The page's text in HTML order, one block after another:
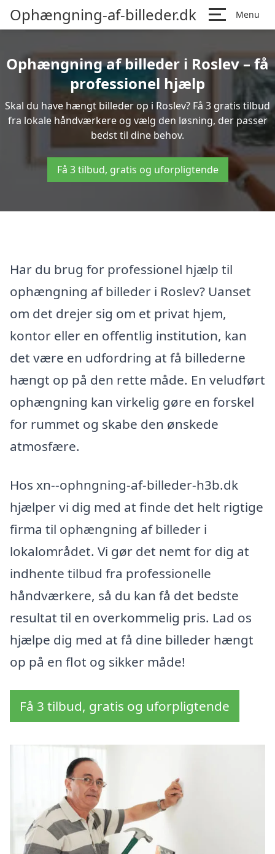
Ophængning-af-billeder.dk Menu
Ophængning af billeder i Roslev – få
professionel hjælp
Skal du have hængt billeder op i Roslev? Få 3 gratis tilbud
fra lokale håndværkere og vælg den løsning, der passer
bedst til dine behov.
Få 3 tilbud, gratis og uforpligtende
Har du brug for professionel hjælp til
ophængning af billeder i Roslev? Uanset
om det drejer sig om et privat hjem,
kontor eller en offentlig institution, kan
det være en udfordring at få billederne
hængt op på den rette måde. En veludført
ophængning kan virkelig gøre en forskel
for rummet og skabe den ønskede
atmosfære.
Hos xn--ophngning-af-billeder-h3b.dk
hjælper vi dig med at finde det helt rigtige
firma til ophængning af billeder i
lokalområdet. Vi gør det nemt for dig at
indhente tilbud fra professionelle
håndværkere, så du kan få det bedste
resultat til en overkommelig pris. Lad os
hjælpe dig med at få dine billeder hængt
op på en flot og sikker måde!
Få 3 tilbud, gratis og uforpligtende